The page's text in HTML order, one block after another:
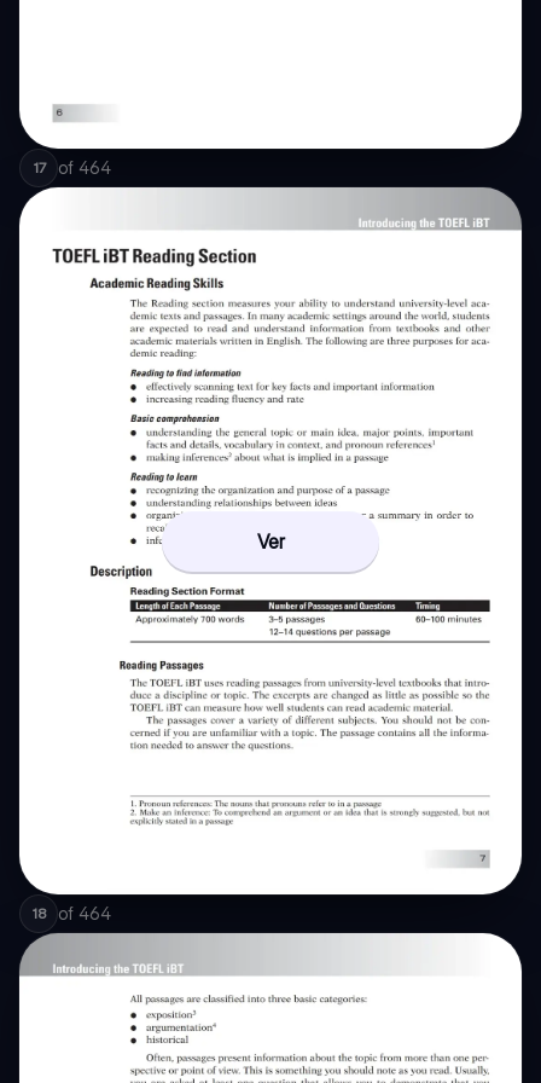
17 of 464
Ver
18 of 464